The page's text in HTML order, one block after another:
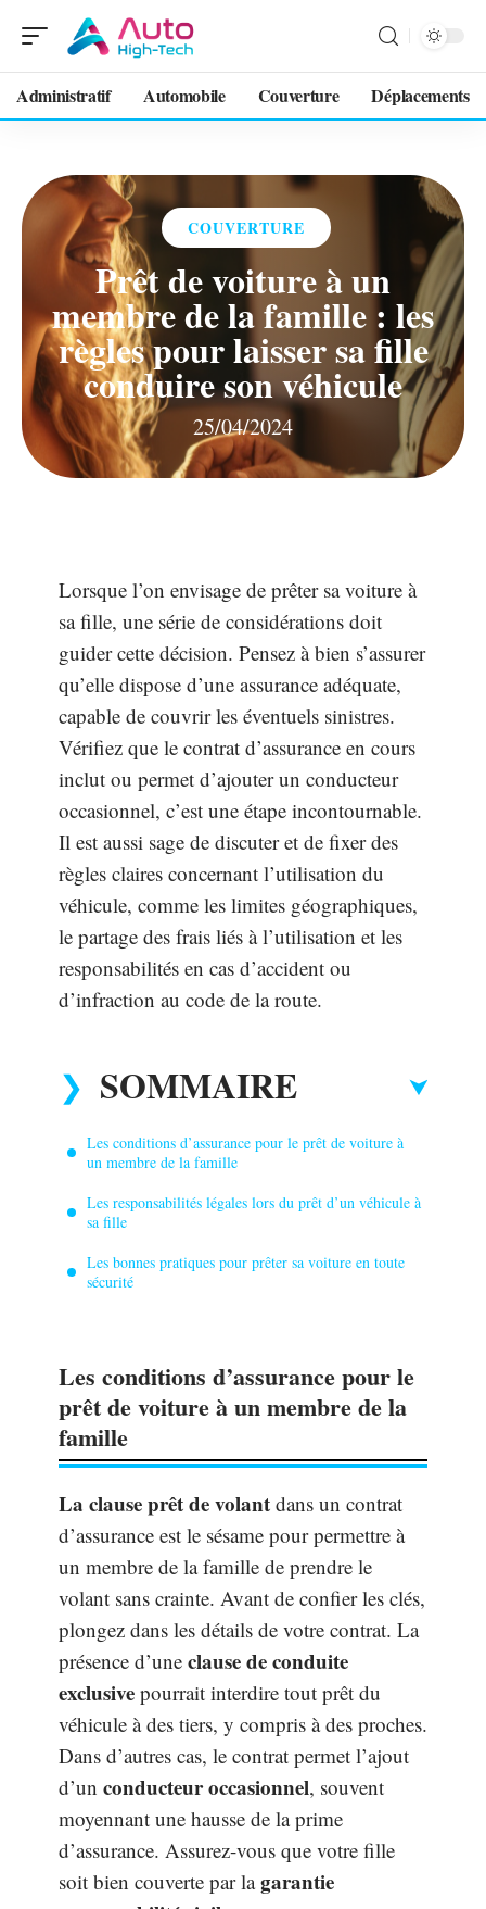
Administratif Automobile Couverture Déplacements
COUVERTURE
Prêt de voiture à un
membre de la famille : les
règles pour laisser sa fille
conduire son véhicule
25/04/2024
Lorsque l’on envisage de prêter sa voiture à
sa fille, une série de considérations doit
guider cette décision. Pensez à bien s’assurer
qu’elle dispose d’une assurance adéquate,
capable de couvrir les éventuels sinistres.
Vérifiez que le contrat d’assurance en cours
inclut ou permet d’ajouter un conducteur
occasionnel, c’est une étape incontournable.
Il est aussi sage de discuter et de fixer des
règles claires concernant l’utilisation du
véhicule, comme les limites géographiques,
le partage des frais liés à l’utilisation et les
responsabilités en cas d’accident ou
d’infraction au code de la route.
SOMMAIRE
Les conditions d’assurance pour le prêt de voiture à
un membre de la famille
Les responsabilités légales lors du prêt d’un véhicule à
sa fille
Les bonnes pratiques pour prêter sa voiture en toute
sécurité
Les conditions d’assurance pour le
prêt de voiture à un membre de la
famille
La clause prêt de volant dans un contrat
d’assurance est le sésame pour permettre à
un membre de la famille de prendre le
volant sans crainte. Avant de confier les clés,
plongez dans les détails de votre contrat. La
présence d’une clause de conduite
exclusive pourrait interdire tout prêt du
véhicule à des tiers, y compris à des proches.
Dans d’autres cas, le contrat permet l’ajout
d’un conducteur occasionnel, souvent
moyennant une hausse de la prime
d’assurance. Assurez-vous que votre fille
soit bien couverte par lagarantie